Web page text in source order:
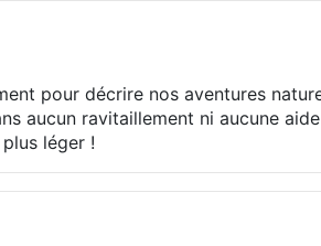
pour décrire nos aventures
aucun ravitaillement ni aucune
léger !